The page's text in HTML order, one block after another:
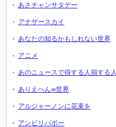
あさチャンサタデー
アナザースカイ
あなたの知るかもしれない世界
アニメ
あのニュースで得する人損する人
ありえへん∞世界
アルジャーノンに花束を
アンビリバボー